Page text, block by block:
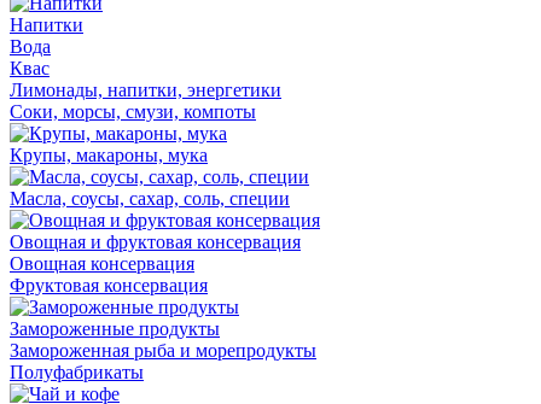
Напитки
Вода
Квас
Лимонады, напитки, энергетики
Соки, морсы, смузи, компоты
Крупы, макароны, мука
Масла, соусы, сахар, соль, специи
Овощная и фруктовая консервация
Овощная консервация
Фруктовая консервация
Замороженные продукты
Замороженная рыба и морепродукты
Полуфабрикаты